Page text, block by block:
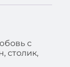
с
столик,